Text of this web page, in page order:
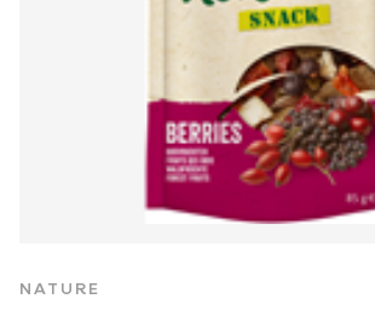
NATURE